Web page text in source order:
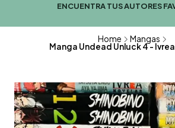
ENCUENTRA TUS AUTORES
Home Mangas
Manga Undead Unluck 4 -